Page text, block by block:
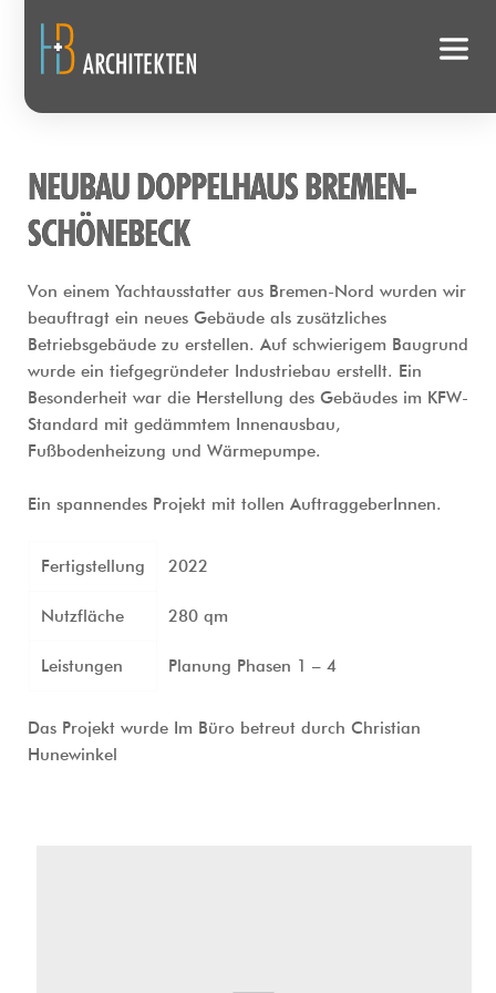
NEUBAU DOPPELHAUS BREMEN-
SCHÖNEBECK
Von einem Yachtausstatter aus Bremen-Nord wurden wir
beauftragt ein neues Gebäude als zusätzliches
Betriebsgebäude zu erstellen. Auf schwierigem Baugrund
wurde ein tiefgegründeter Industriebau erstellt. Ein
Besonderheit war die Herstellung des Gebäudes im KFW-
Standard mit gedämmtem Innenausbau,
Fußbodenheizung und Wärmepumpe.
Ein spannendes Projekt mit tollen AuftraggeberInnen.
Fertigstellung 2022
Nutzfläche 280 qm
Leistungen Planung Phasen 1 – 4
Das Projekt wurde Im Büro betreut durch Christian
Hunewinkel